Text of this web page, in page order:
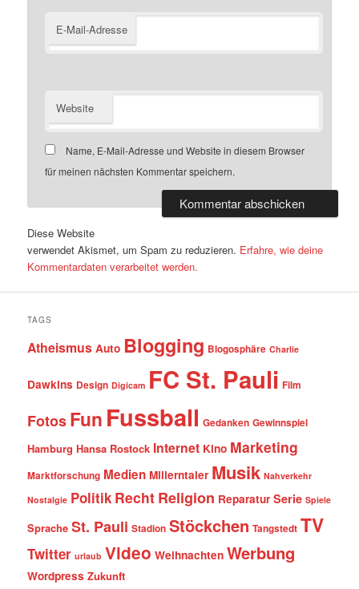
E-Mail-Adresse
Website
Name, E-Mail-Adresse und Website in diesem Browser
für meinen nächsten Kommentar speichern.
Diese Website
verwendet Akismet, um Spam zu reduzieren. Erfahre, wie deine
Kommentardaten verarbeitet werden.
TAGS
Atheismus Auto Blogging Blogosphäre Charlie
Dawkins Design Digicam FC St. Pauli Film
FotosFun Fussball Gedanken Gewinnspiel
Hamburg Hansa Rostock Internet Kino Marketing
Marktforschung Medien Millerntaler Musik Nahverkehr
Nostalgie Politik Recht Religion Reparatur Serie Spiele
Sprache St. Pauli Stadion Stöckchen Tangstedt TV
Twitter urlaub Video Weihnachten Werbung
Wordpress Zukunft